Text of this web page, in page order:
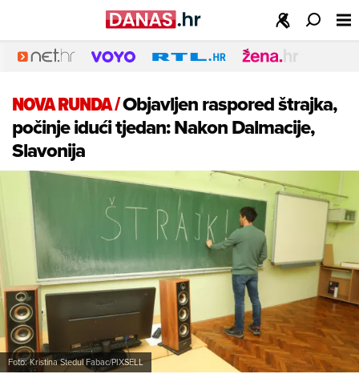
NOVA RUNDA/Objavljen raspored štrajka,
počinje idući tjedan: Nakon Dalmacije,
Slavonija
Foto: Kristina Stedul Fabac/PIXSELL